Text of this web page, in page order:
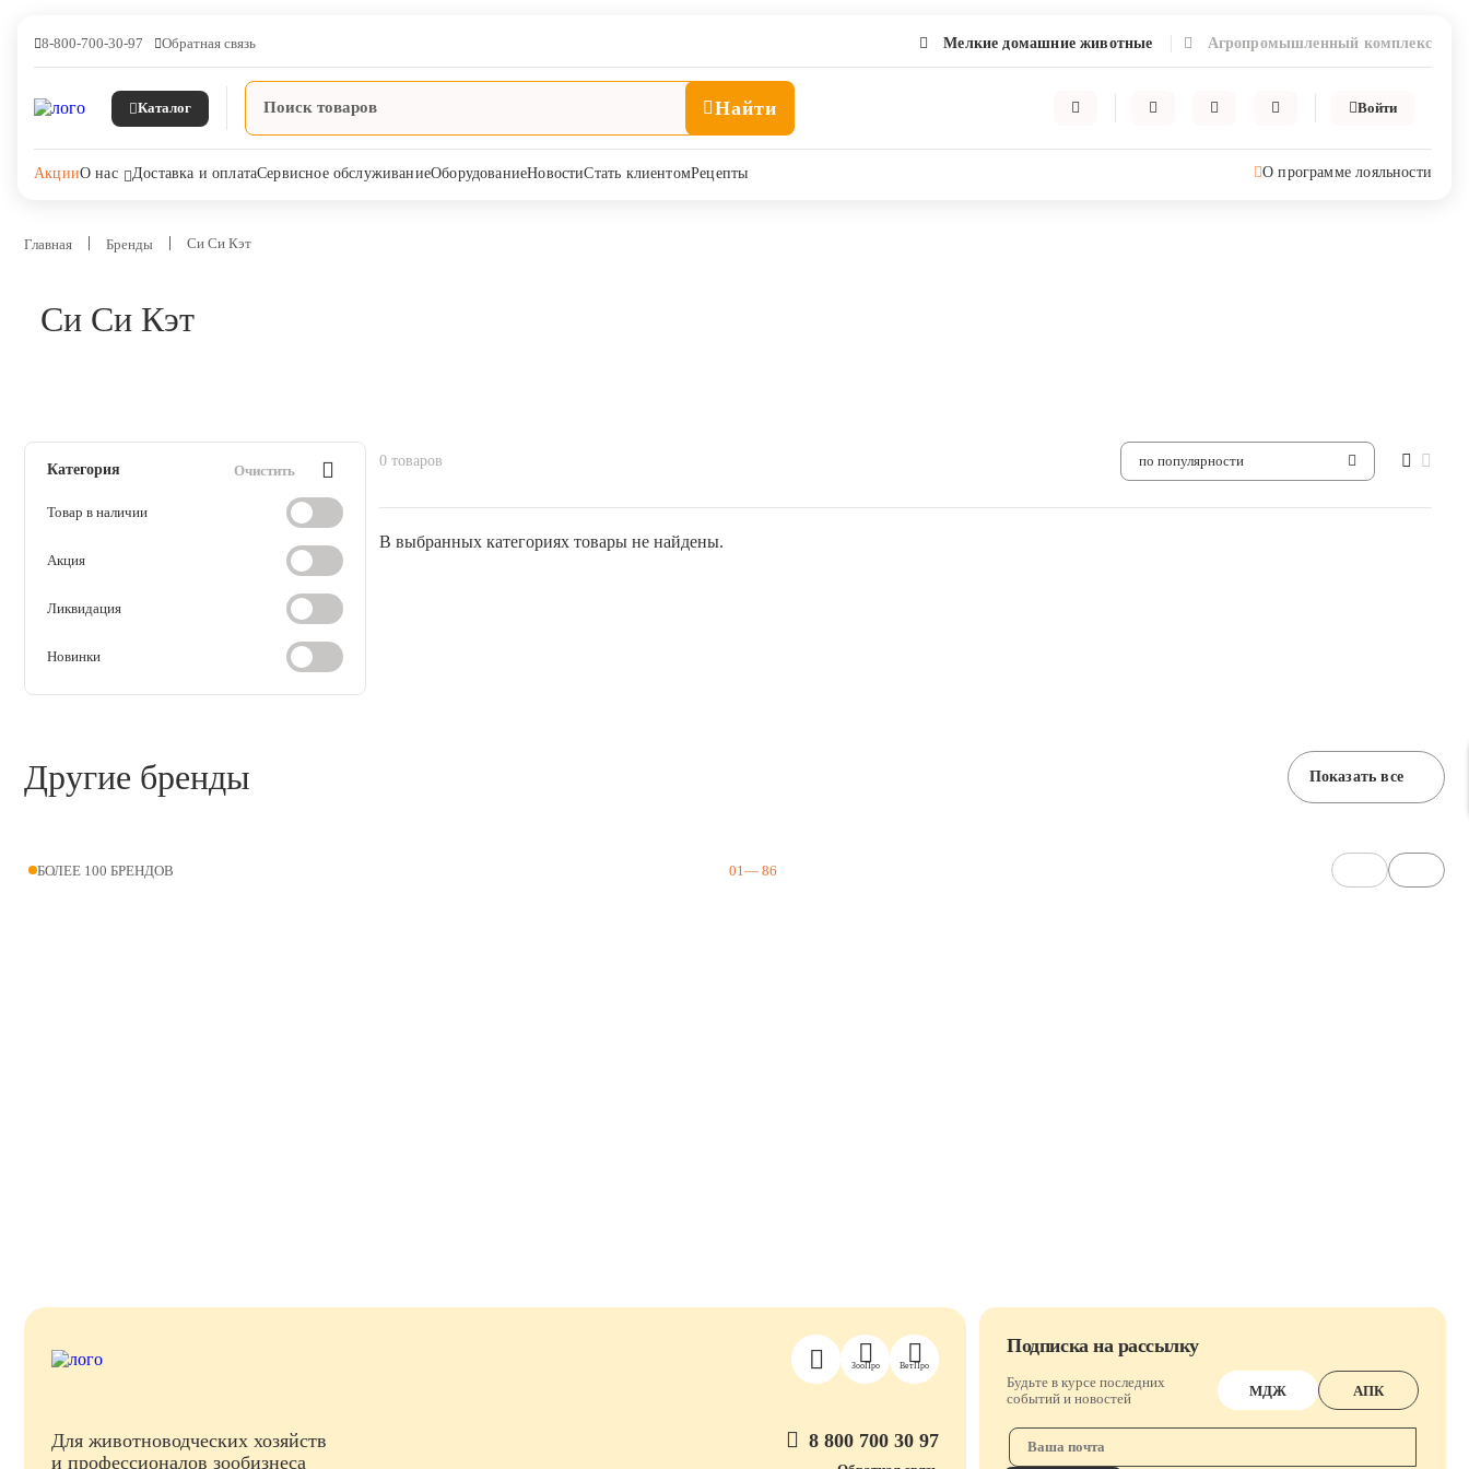
8-800-700-30-97 Обратная связь Мелкие домашние животные Агропромышленный комплекс
Каталог Найти Войти
АкцииО нас Доставка и оплатаСервисное обслуживаниеОборудованиеНовостиСтать клиентомРецепты О программе лояльности
Ветпрепараты
Дезинфекция, дератизация,
Хирургические инструменты
Главная Бренды Си Си Кэт
Си Си Кэт
Категория Очистить
Товар в наличии
Акция
Ликвидация
Новинки
0 товаров по популярности
В выбранных категориях товары не найдены.
Другие бренды Показать все
БОЛЕЕ 100 БРЕНДОВ 01 — 86
ЗооПро ВетПро
Для животноводческих хозяйств
и профессионалов зообизнеса
8 800 700 30 97
Подписка на рассылку
Будьте в курсе последних
событий и новостей
МДЖ АПК